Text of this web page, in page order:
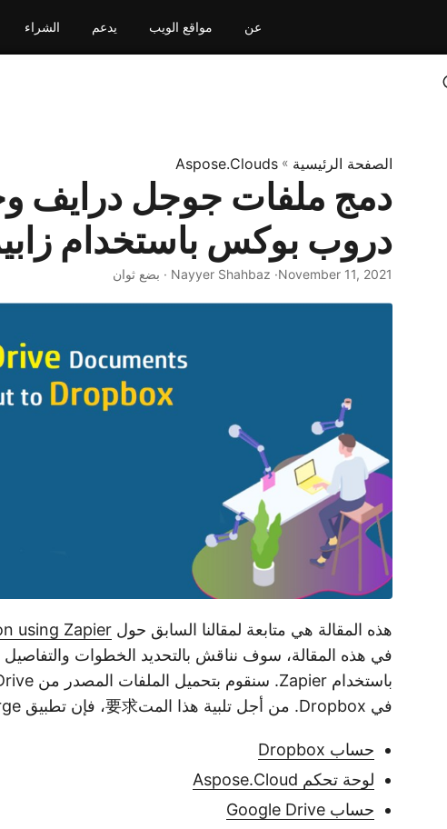
الشراء يدعم مواقع الويب عن
الصفحة الرئيسية »
Aspose.Clouds
دمج ملفات جوجل درايف
دروب بوكس باستخدام
November 11, 2021· Nayyer Shahbaz · بضع ثوان
هذه المقالة هي متابعة لمقالنا السابق حول using Zapier
في هذه المقالة، سوف نناقش بالتحديد الخطوات
في Dropbox. من أجل تلبية هذا المت要求، فإن تطبيق Merge على Zapier هو حلنا.
حساب Dropbox
لوحة تحكم Aspose.Cloud
حساب Google Drive